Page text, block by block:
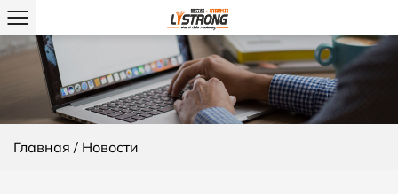
Главная / Новости
DEC
19